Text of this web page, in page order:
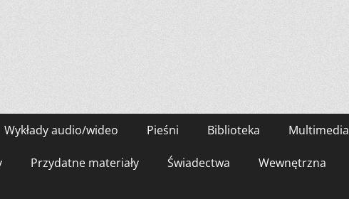
Wykłady audio/wideo Pieśni Biblioteka Multimedia
Przydatne materiały Świadectwa Wewnętrzna